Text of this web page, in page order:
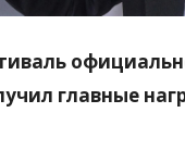
главные